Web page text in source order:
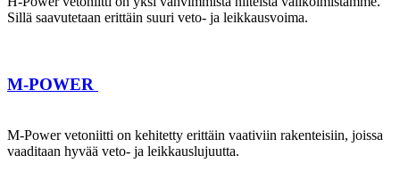
Sillä saavutetaan erittäin suuri veto- ja leikkausvoima.
M-POWER
M-Power vetoniitti on kehitetty erittäin vaativiin rakenteisiin, joissa
vaaditaan hyvää veto- ja leikkauslujuutta.